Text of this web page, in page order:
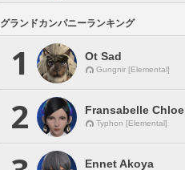
グランドカンパニーランキング
1 Ot Sad
Gungnir [Elemental]
2 Fransabelle Chloe
Typhon [Elemental]
Ennet Akoya